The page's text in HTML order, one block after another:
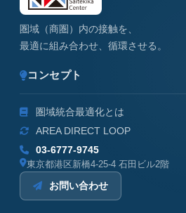
圏域（商圏）内の接触を、
最適に組み合わせ、循環させる。
コンセプト
圏域統合最適化とは
AREA DIRECT LOOP
03-6777-9745
東京都港区新橋4-25-4 石田ビル2階
お問い合わせ